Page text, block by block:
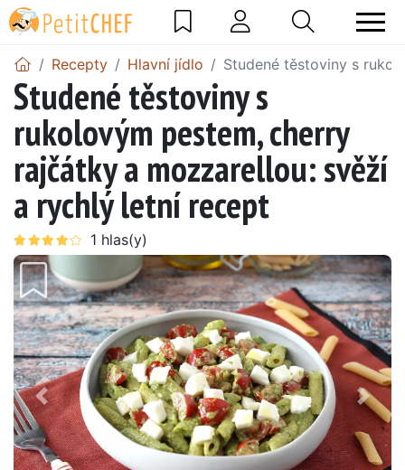
Recepty Hlavní jídlo Studené těstoviny s
Studené těstoviny s
rukolovým pestem, cherry
rajčátky a mozzarellou: svěží
a rychlý letní recept
Předchozí Další